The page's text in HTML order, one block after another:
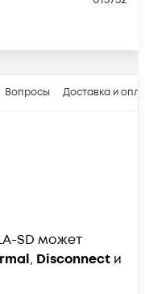
Вопросы Доставка и
SD может
, Disconnect и